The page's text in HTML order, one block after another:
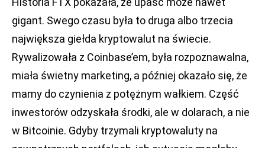
gigant. Swego czasu była to druga albo trzecia
największa giełda kryptowalut na świecie.
Rywalizowała z Coinbase’em, była rozpoznawalna,
miała świetny marketing, a później okazało się, że
mamy do czynienia z potężnym wałkiem. Część
inwestorów odzyskała środki, ale w dolarach, a nie
w Bitcoinie. Gdyby trzymali kryptowaluty na